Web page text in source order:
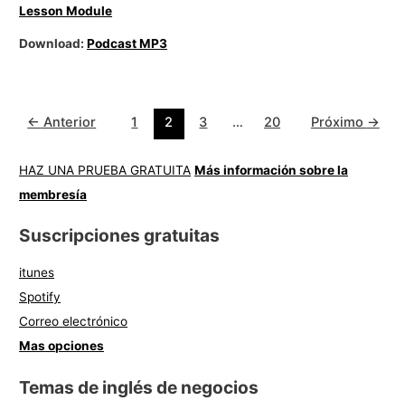
Lesson Module
Download:Podcast MP3
← Anterior 1 2 3 … 20 Próximo →
HAZ UNA PRUEBA GRATUITA Más información sobre la
membresía
Suscripciones gratuitas
itunes
Spotify
Correo electrónico
Mas opciones
Temas de inglés de negocios